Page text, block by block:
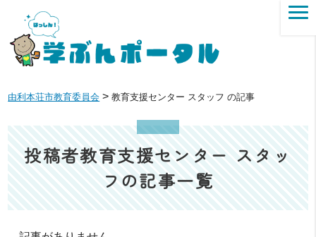
由利本荘市教育委員会 >教育支援センター スタッフ の記事
投稿者教育支援センター スタッ
フの記事一覧